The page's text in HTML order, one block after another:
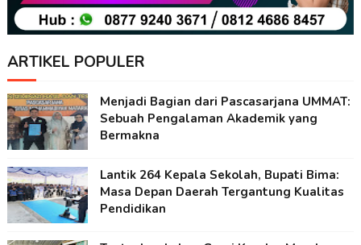
ARTIKEL POPULER
Menjadi Bagian dari Pascasarjana UMMAT:
Sebuah Pengalaman Akademik yang
Bermakna
Lantik 264 Kepala Sekolah, Bupati Bima:
Masa Depan Daerah Tergantung Kualitas
Pendidikan